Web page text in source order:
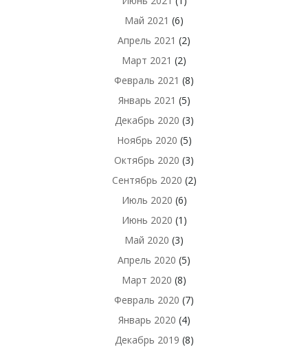
Май 2021 (6)
Апрель 2021 (2)
Март 2021 (2)
Февраль 2021 (8)
Январь 2021 (5)
Декабрь 2020 (3)
Ноябрь 2020 (5)
Октябрь 2020 (3)
Сентябрь 2020 (2)
Июль 2020 (6)
Июнь 2020 (1)
Май 2020 (3)
Апрель 2020 (5)
Март 2020 (8)
Февраль 2020 (7)
Январь 2020 (4)
Декабрь 2019 (8)